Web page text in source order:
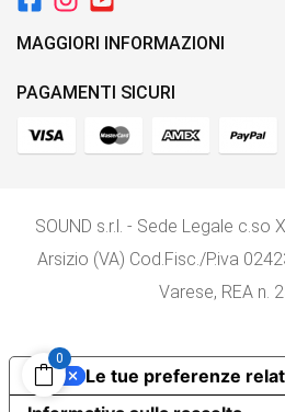
MAGGIORI INFORMAZIONI
PAGAMENTI SICURI
SOUND s.r.l. - Sede Legale c.so
Arsizio (VA) Cod.Fisc./P.iva
Varese, REA n.
0
Le tue preferenze